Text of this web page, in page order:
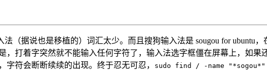
（据说也是移植的）词汇太少。而且搜狗输入法是 sougou for ubuntu
打着字突然就不能输入任何字符了，输入法选字框僵在屏幕上，如果
符会断断续续的出现。终于忍无可忍，
sudo find / -name